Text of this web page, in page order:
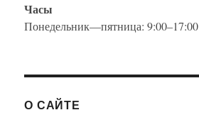
Часы
Понедельник—пятница: 9:00–17:00
О САЙТЕ